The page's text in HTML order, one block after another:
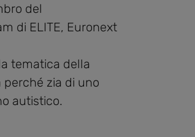
del
di ELITE, Euronext
tematica della
zia di uno
autistico.